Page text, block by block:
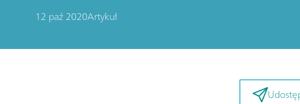
12 paź 2020Artykuł